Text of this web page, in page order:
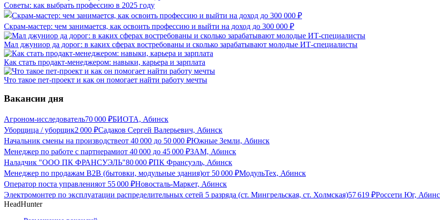
Советы: как выбрать профессию в 2025 году
Скрам-мастер: чем занимается, как освоить профессию и выйти на доход до 300 000 ₽
Мал джуниор да дорог: в каких сферах востребованы и сколько зарабатывают молодые ИТ-специалисты
Как стать продакт-менеджером: навыки, карьера и зарплата
Что такое пет-проект и как он помогает найти работу мечты
Вакансии дня
Агроном-исследователь70 000 ₽БИОТА, Абинск
Уборщица / уборщик2 000 ₽Садаков Сергей Валерьевич, Абинск
Начальник смены на производствеот 40 000 до 50 000 ₽Южные Земли, Абинск
Менеджер по работе с партнерамиот 40 000 до 45 000 ₽ЗАМ, Абинск
Наладчик "ООО ПК ФРАНСУЭЛЬ"80 000 ₽ПК Франсуэль, Абинск
Менеджер по продажам B2B (бытовки, модульные здания)от 50 000 ₽МодульТех, Абинск
Оператор поста управленияот 55 000 ₽Новосталь-Маркет, Абинск
Электромонтер по эксплуатации распределительных сетей 5 разряда (ст. Мингрельская, ст. Холмская)57 619 ₽Россети Юг,
HeadHunter